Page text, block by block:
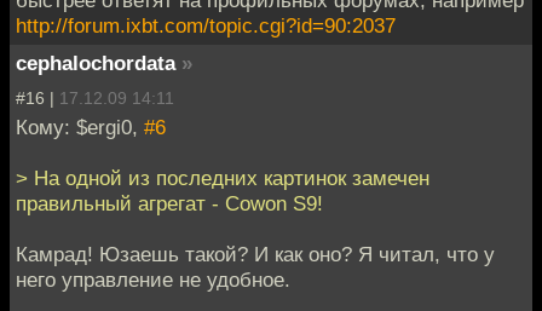
http://forum.ixbt.com/topic.cgi?id=90:2037
cephalochordata »
#16 | 17.12.09 14:11
Кому: $ergi0, #6
> На одной из последних картинок замечен
правильный агрегат - Cowon S9!
Камрад! Юзаешь такой? И как оно? Я читал, что у
него управление не удобное.